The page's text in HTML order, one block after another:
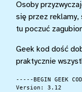
Osoby
się przez reklamy,
tu poczuć
Geek kod dość
praktycznie
-----BEGIN GEEK
Version: 3.12